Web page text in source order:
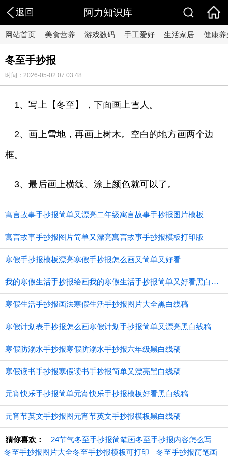
返回 阿力知识库
网站首页 美食营养 游戏数码 手工爱好 生活家居 健康养
冬至手抄报
时间：2026-05-02 07:03:48
1、写上【冬至】，下面画上雪人。
2、画上雪地，再画上树木。空白的地方画两个边
框。
3、最后画上横线、涂上颜色就可以了。
寓言故事手抄报简单又漂亮二年级寓言故事手抄报图片模板
寓言故事手抄报图片简单又漂亮寓言故事手抄报模板打印版
寒假手抄报模板漂亮寒假手抄报怎么画又简单又好看
我的寒假生活手抄报绘画我的寒假生活手抄报简单又好看黑白线稿
寒假生活手抄报画法寒假生活手抄报图片大全黑白线稿
寒假计划表手抄报怎么画寒假计划手抄报简单又漂亮黑白线稿
寒假防溺水手抄报寒假防溺水手抄报六年级黑白线稿
寒假读书手抄报寒假读书手抄报简单又漂亮黑白线稿
元宵快乐手抄报简单元宵快乐手抄报模板好看黑白线稿
元宵节英文手抄报图元宵节英文手抄报模板黑白线稿
猜你喜欢：
24节气冬至手抄报简笔画冬至手抄报内容怎么写
冬至手抄报图片大全冬至手抄报模板可打印
冬至手抄报简笔画